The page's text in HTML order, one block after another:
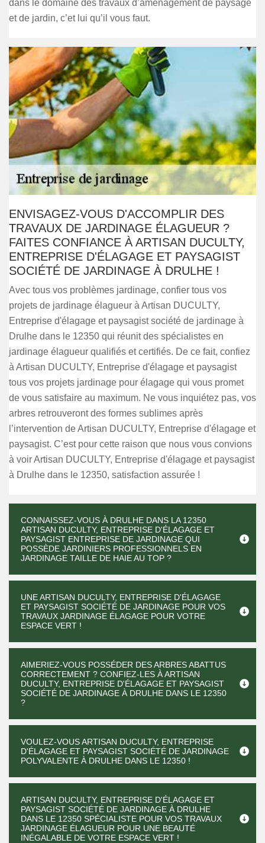
dans le domaine des travaux d’aménagement de paysage
et de jardin, c’et lui qu’il vous faut.
ENVISAGEZ-VOUS D'ACCOMPLIR DES
TRAVAUX DE JARDINAGE ÉLAGUEUR ?
FAITES CONFIANCE À ARTISAN DUCULTY,
ENTREPRISE D'ÉLAGAGE ET PAYSAGIST
SOCIÉTÉ DE JARDINAGE À DRULHE !
Avec tous vos problèmes jardinage, confier tous vos
projets de jardinage élagueur à Artisan DUCULTY,
Entreprise d'élagage et paysagist société de jardinage à
Drulhe dans le 12350 qui réunit des spécialistes en
jardinage élagueur qualifiés et certifiés. De ce fait, confiez
à Artisan DUCULTY, Entreprise d'élagage et paysagist
tous vos projets jardinage pour élagage qui vous promet
de vous satisfaire au maximum. Ne vous inquiétez pas, vos
arbres retrouveront des formes sublimes après
l’intervention de Artisan DUCULTY, Entreprise d'élagage et
paysagist. C’est pour cette raison que nous vous convions
à voir Artisan DUCULTY, Entreprise d'élagage et paysagist
à Drulhe dans le 12350, satisfaction assurée !
CONNAISSEZ-VOUS À DRULHE DANS LA 12350
ARTISAN DUCULTY, ENTREPRISE D'ÉLAGAGE ET
PAYSAGIST ENTREPRISE DE JARDINAGE QUI
POSSÈDE JARDINIERS PROFESSIONNELS EN
JARDINAGE TAILLE DE HAIE AU TOP ?
UNE ARTISAN DUCULTY, ENTREPRISE D'ÉLAGAGE
ET PAYSAGIST SOCIÉTÉ DE JARDINAGE POUR VOS
TRAVAUX JARDINAGE ÉLAGAGE POUR VOTRE
ESPACE VERT !
AIMERIEZ-VOUS POSSÉDER DES ARBRES ABATTUS
CORRECTEMENT ? CONFIEZ-LES À ARTISAN
DUCULTY, ENTREPRISE D'ÉLAGAGE ET PAYSAGIST
SOCIÉTÉ DE JARDINAGE À DRULHE DANS LE 12350
?
VOULEZ-VOUS ARTISAN DUCULTY, ENTREPRISE
D'ÉLAGAGE ET PAYSAGIST SOCIÉTÉ DE JARDINAGE
POLYVALENTE À DRULHE DANS LE 12350 !
ARTISAN DUCULTY, ENTREPRISE D'ÉLAGAGE ET
PAYSAGIST SOCIÉTÉ DE JARDINAGE À DRULHE
DANS LE 12350 SPÉCIALISTE POUR VOS TRAVAUX
JARDINAGE ÉLAGUEUR POUR UNE BEAUTÉ
INÉGALABLE DE VOTRE ESPACE VERT !